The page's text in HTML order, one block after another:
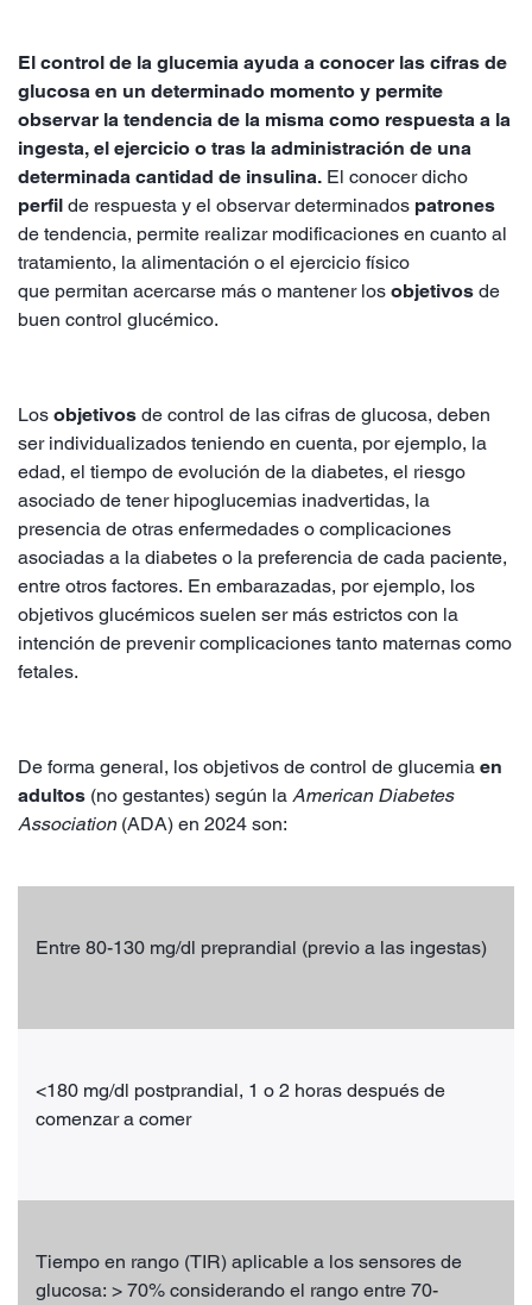
El control de la glucemia ayuda a conocer las cifras de
glucosa en un determinado momento y permite
observar la tendencia de la misma como respuesta a la
ingesta, el ejercicio o tras la administración de una
determinada cantidad de insulina. El conocer dicho
perfil de respuesta y el observar determinados patrones
de tendencia, permite realizar modificaciones en cuanto al
tratamiento, la alimentación o el ejercicio físico
que permitan acercarse más o mantener los objetivos de
buen control glucémico.
Los objetivos de control de las cifras de glucosa, deben
ser individualizados teniendo en cuenta, por ejemplo, la
edad, el tiempo de evolución de la diabetes, el riesgo
asociado de tener hipoglucemias inadvertidas, la
presencia de otras enfermedades o complicaciones
asociadas a la diabetes o la preferencia de cada paciente,
entre otros factores. En embarazadas, por ejemplo, los
objetivos glucémicos suelen ser más estrictos con la
intención de prevenir complicaciones tanto maternas como
fetales.
De forma general, los objetivos de control de glucemia en
adultos (no gestantes) según la American Diabetes
Association (ADA) en 2024 son:
Entre 80-130 mg/dl preprandial (previo a las ingestas)
<180 mg/dl postprandial, 1 o 2 horas después de
comenzar a comer
Tiempo en rango (TIR) aplicable a los sensores de
glucosa: > 70% considerando el rango entre 70-